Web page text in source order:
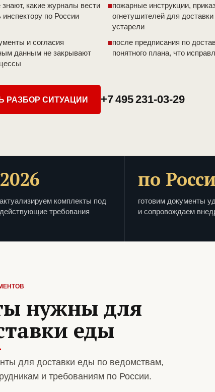
знают, какие журналы вести
инспектору по России
пожарные инструкции,
огнетушителей для
устарели
и согласия
данным не закрывают
после предписания по
понятного плана, что
РАЗБОР СИТУАЦИИ +7 495 231-03-29
2026
актуализируем комплекты под
действующие требования
по
готовим документы
и сопровождаем
нужны для
еды
для доставки еды по ведомствам,
и требованиям по России.